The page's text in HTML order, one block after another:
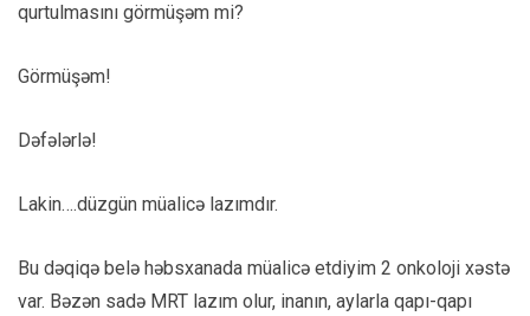
qurtulmasını görmüşəm mi?
Görmüşəm!
Dəfələrlə!
Lakin….düzgün müalicə lazımdır.
Bu dəqiqə belə həbsxanada müalicə etdiyim 2 onkoloji xəstə
var. Bəzən sadə MRT lazım olur, inanın, aylarla qapı-qapı